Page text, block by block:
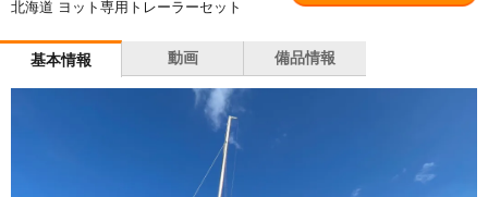
北海道 ヨット専用トレーラーセット
基本情報 動画 備品情報